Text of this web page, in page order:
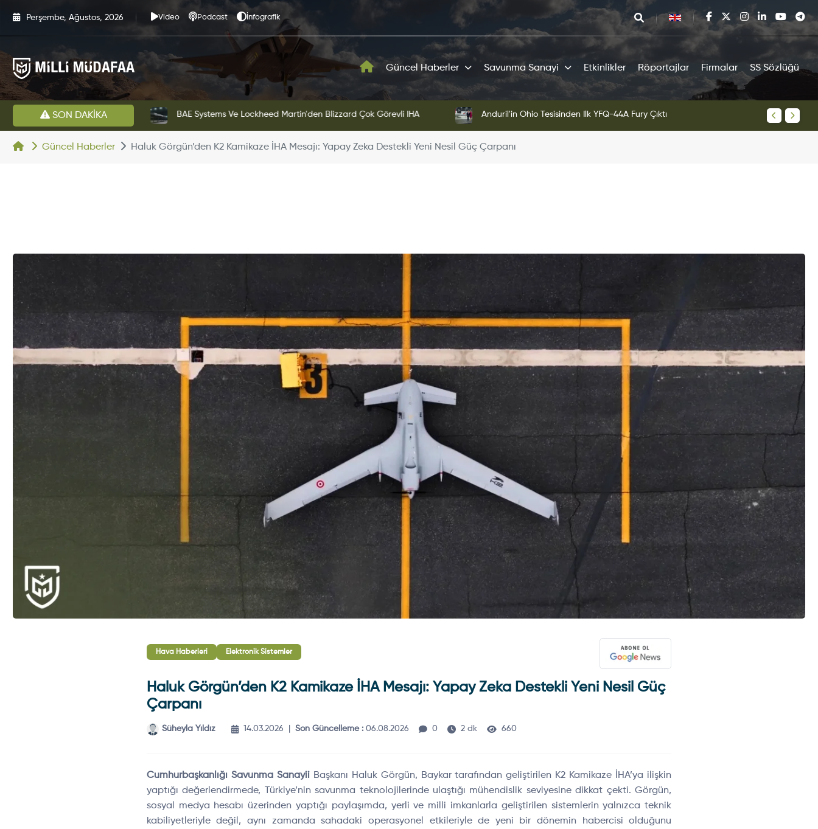
Perşembe, Ağustos, 2026 Video Podcast İnfografik
Güncel Haberler Savunma Sanayi Etkinlikler Röportajlar Firmalar SS Sözlüğü
SON DAKİKA
Başarıyla Tamamladı BAE Systems Ve Lockheed Martin'den Blizzard Çok Görevli İHA Anduril'in Ohio Tesisinden İlk YFQ-44A Fury Çıktı
Güncel Haberler Haluk Görgün’den K2 Kamikaze İHA Mesajı: Yapay Zeka Destekli Yeni Nesil Güç Çarpanı
Hava Haberleri Elektronik Sistemler
Haluk Görgün’den K2 Kamikaze İHA Mesajı: Yapay Zeka Destekli Yeni Nesil Güç
Çarpanı
Süheyla Yıldız 14.03.2026 Son Güncelleme : 06.08.2026 0 2 dk 660
Cumhurbaşkanlığı Savunma Sanayii Başkanı Haluk Görgün, Baykar tarafından geliştirilen K2 Kamikaze İHA’ya ilişkin
yaptığı değerlendirmede, Türkiye’nin savunma teknolojilerinde ulaştığı mühendislik seviyesine dikkat çekti. Görgün,
sosyal medya hesabı üzerinden yaptığı paylaşımda, yerli ve milli imkanlarla geliştirilen sistemlerin yalnızca teknik
kabiliyetleriyle değil, aynı zamanda sahadaki operasyonel etkileriyle de yeni bir dönemin habercisi olduğunu